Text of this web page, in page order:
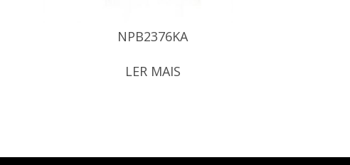
NPB2376KA
LER MAIS